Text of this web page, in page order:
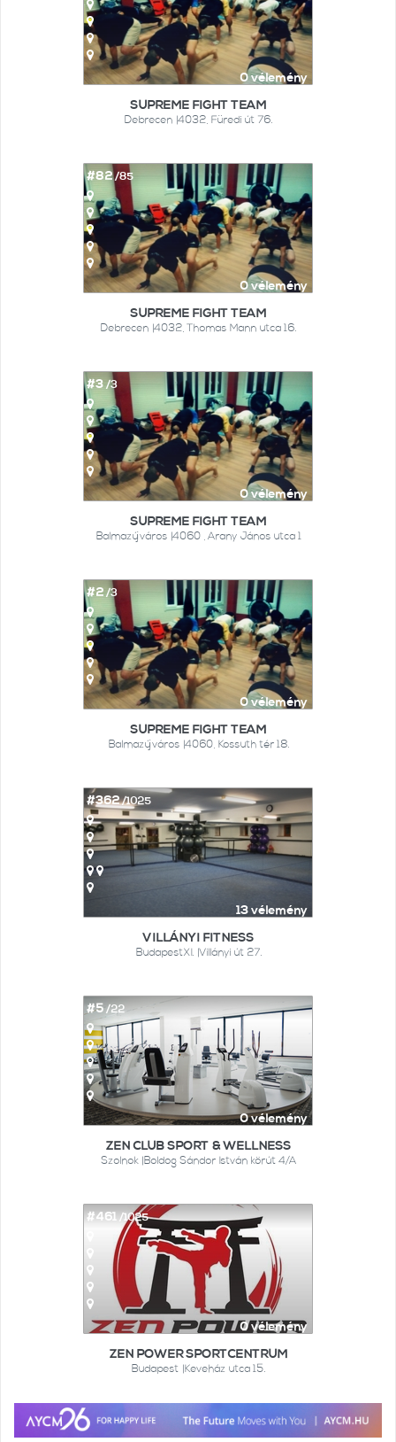
0 vélemény
SUPREME FIGHT TEAM
Debrecen |4032, Füredi út 76.
0 vélemény
#82/85
SUPREME FIGHT TEAM
Debrecen |4032, Thomas Mann utca 16.
0 vélemény
#3/3
SUPREME FIGHT TEAM
Balmazújváros |4060 , Arany János utca 1
0 vélemény
#2/3
SUPREME FIGHT TEAM
Balmazújváros |4060, Kossuth tér 18.
13 vélemény
#362/1025
VILLÁNYI FITNESS
BudapestXI. |Villányi út 27.
0 vélemény
#5/22
ZEN CLUB SPORT & WELLNESS
Szolnok |Boldog Sándor István körút 4/A
0 vélemény
#461/1025
ZEN POWER SPORTCENTRUM
Budapest |Keveház utca 15.